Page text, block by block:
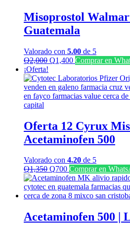
Misoprostol
Guatemala
Valorado con 5.00 de 5
Q2,000 El
original
era:
Q2,000.
Q1,400El
actual
es:
Q1,400.
Comprar en
¡Oferta!
Oferta 12 Cyrux
Acetaminofen 500
Valorado con 4.20 de 5
Q1,350 El
precio
original
era:
Q700El
precio
actual
es:
Comprar en
Acetaminofen 500 |